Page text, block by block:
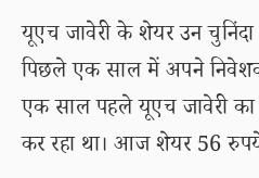
यूएच जावेरी के शेयर उन
पिछले एक साल में अपने
एक साल पहले यूएच जावेरी
कर रहा था। आज शेयर 56